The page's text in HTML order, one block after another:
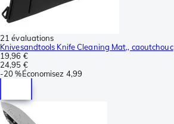
21 évaluations
Knivesandtools Knife Cleaning Mat,, caoutchouc
19,96 €
24,95 €
-20 %Économisez 4,99